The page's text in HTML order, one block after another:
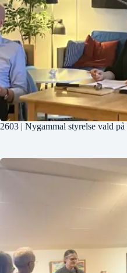
2603 | Nygammal styrelse vald på